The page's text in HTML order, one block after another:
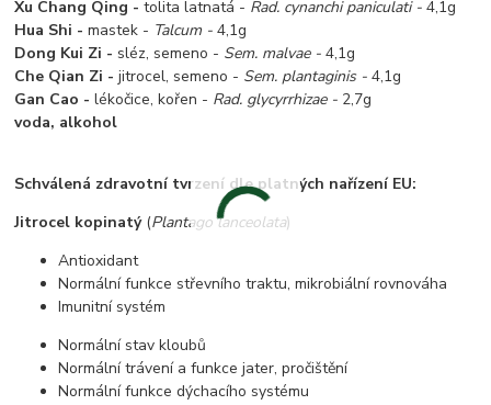
Xu Chang Qing -tolita latnatá - Rad. cynanchi paniculati -4,1g
Hua Shi -mastek - Talcum -4,1g
Dong Kui Zi - sléz, semeno - Sem. malvae -4,1g
Che Qian Zi -jitrocel, semeno - Sem. plantaginis -4,1g
Gan Cao -lékočice, kořen - Rad. glycyrrhizae - 2,7g
voda, alkohol
Schválená zdravotní tvrzení dle platných nařízení EU:
Jitrocel kopinatý(Plantago lanceolata)
Antioxidant
Normální funkce střevního traktu, mikrobiální rovnováha
Imunitní systém
Normální stav kloubů
Normální trávení a funkce jater, pročištění
Normální funkce dýchacího systému